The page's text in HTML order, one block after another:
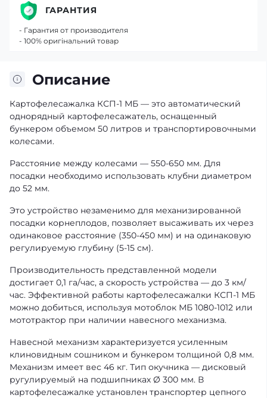
Описание
Картофелесажалка КСП-1 МБ — это автоматический
однорядный картофелесажатель, оснащенный
бункером объемом 50 литров и транспортировочными
колесами.
Расстояние между колесами — 550-650 мм. Для
посадки необходимо использовать клубни диаметром
до 52 мм.
Это устройство незаменимо для механизированной
посадки корнеплодов, позволяет высаживать их через
одинаковое расстояние (350-450 мм) и на одинаковую
регулируемую глубину (5-15 см).
Производительность представленной модели
достигает 0,1 га/час, а скорость устройства — до 3 км/
час. Эффективной работы картофелесажалки КСП-1 МБ
можно добиться, используя мотоблок МБ 1080-1012 или
мототрактор при наличии навесного механизма.
Навесной механизм характеризуется усиленным
клиновидным сошником и бункером толщиной 0,8 мм.
Механизм имеет вес 46 кг. Тип окучника — дисковый
ругулируемый на подшипниках Ø 300 мм. В
картофелесажалке установлен транспортер цепного
ГАРАНТИЯ
- Гарантия от производителя
- 100% оригінальний товар